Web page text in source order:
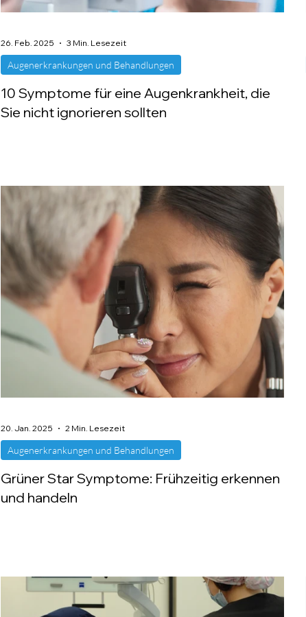
10 Symptome für eine Augenkrankheit, die
Sie nicht ignorieren sollten
Augenerkrankungen und Behandlungen
26. Feb. 2025 3 Min. Lesezeit
Grüner Star Symptome: Frühzeitig erkennen
und handeln
Augenerkrankungen und Behandlungen
20. Jan. 2025 2 Min. Lesezeit